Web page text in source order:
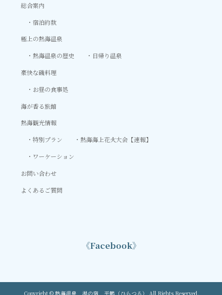
総合案内
宿泊約款
極上の熱海温泉
熱海温泉の歴史
日帰り温泉
豪快な磯料理
お昼の食事処
海が香る旅館
熱海観光情報
特別プラン
熱海海上花火大会【速報】
ワーケーション
お問い合わせ
よくあるご質問
《Facebook》
Copyright © 熱海温泉 湯の宿 平鶴（ひらつる） All Rights Reserved.